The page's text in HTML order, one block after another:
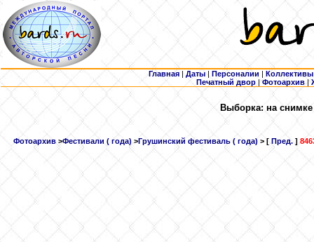
Главная | Даты | Персоналии | Коллективы
Печатный двор |Фотоархив |
Выборка: на снимке
Фотоархив >Фестивали ( года) >Грушинский фестиваль ( года) > [ Пред. ]